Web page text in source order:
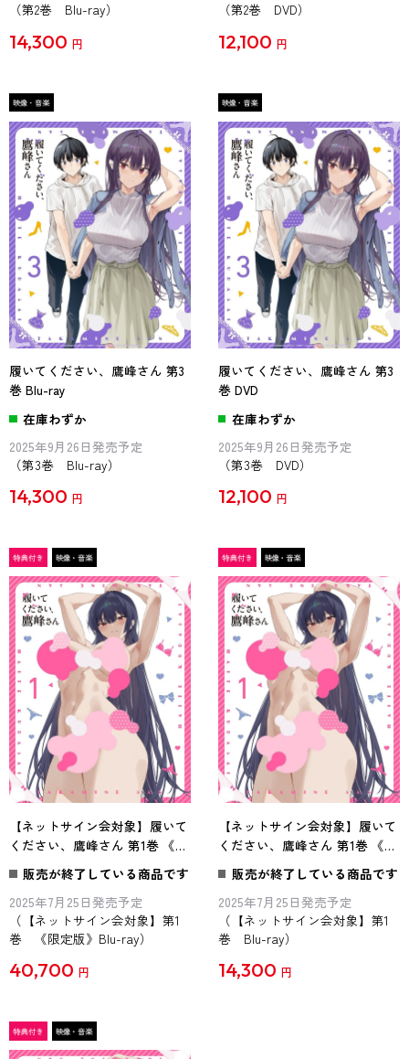
（第2巻 Blu-ray）
14,300 円
（第2巻 DVD）
12,100 円
履いてください、鷹峰さん 第3
巻 Blu-ray
在庫わずか
2025年9月26日発売予定
（第3巻 Blu-ray）
14,300 円
履いてください、鷹峰さん 第3
巻 DVD
在庫わずか
2025年9月26日発売予定
（第3巻 DVD）
12,100 円
【ネットサイン会対象】履いて
ください、鷹峰さん 第1巻 《鷹
峰高嶺 1/7スケールフィギュア
付き完全数量限定版》 Blu-ray
販売が終了している商品です
2025年7月25日発売予定
（【ネットサイン会対象】第1
巻 《限定版》Blu-ray）
40,700 円
【ネットサイン会対象】履いて
ください、鷹峰さん 第1巻 《通
常版》 Blu-ray
販売が終了している商品です
2025年7月25日発売予定
（【ネットサイン会対象】第1
巻 Blu-ray）
14,300 円